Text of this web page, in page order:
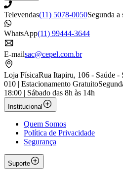
Televendas(11) 5078-0050Segunda a
WhatsApp(11) 99444-3644
E-mailsac@cepel.com.br
Loja FísicaRua Itapiru, 106 - Saúde -
010 | Estacionamento Gratuito
18:00 | Sábado das 8h às 14h
Institucional
Quem Somos
Política de Privacidade
Segurança
Suporte